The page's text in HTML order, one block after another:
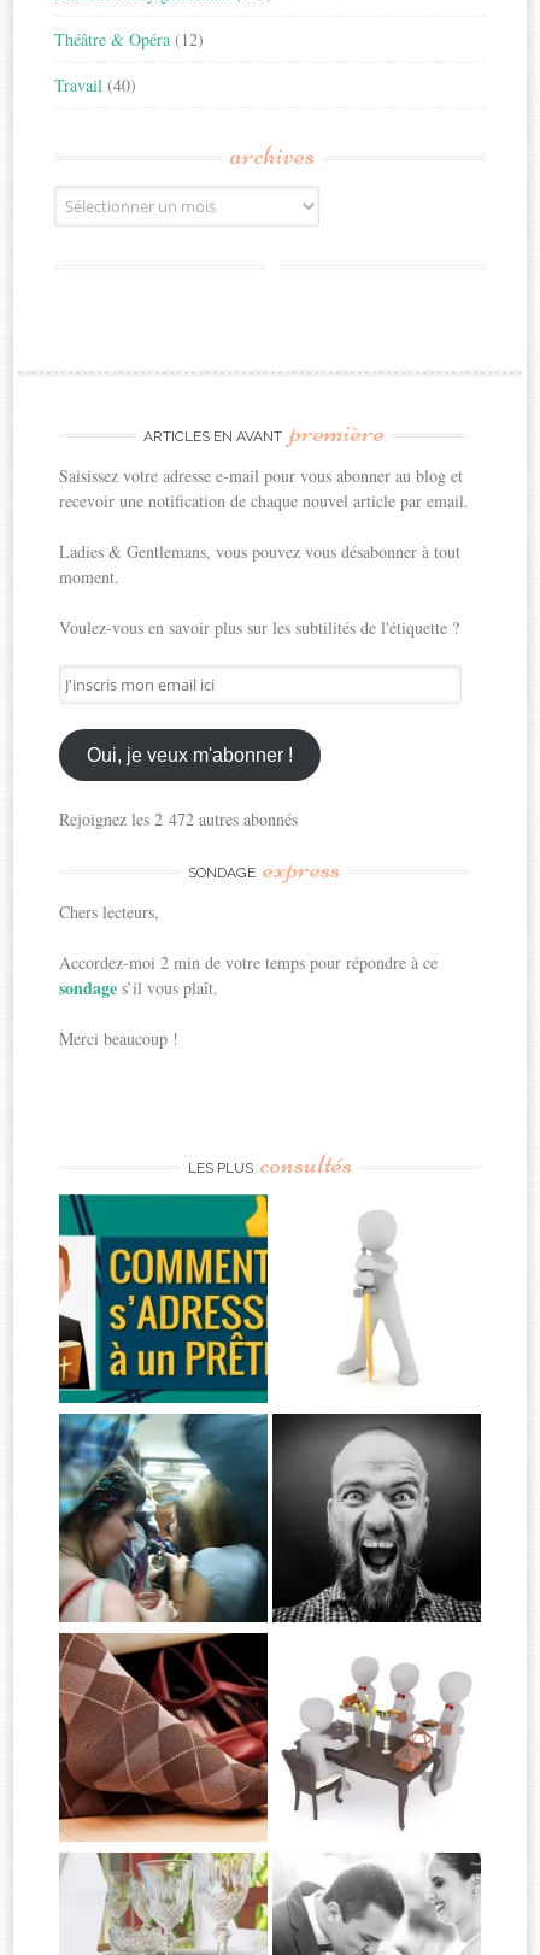
Théâtre & Opéra (12)
Travail (40)
archives
Archives
ARTICLES EN AVANT première
Saisissez votre adresse e-mail pour vous abonner au blog et
recevoir une notification de chaque nouvel article par email.
Ladies & Gentlemans, vous pouvez vous désabonner à tout
moment.
Voulez-vous en savoir plus sur les subtilités de l'étiquette ?
J'inscris
mon
email
ici
Oui, je veux m'abonner !
Rejoignez les 2 472 autres abonnés
SONDAGE express
Chers lecteurs,
Accordez-moi 2 min de votre temps pour répondre à ce
sondages’il vous plaît.
Merci beaucoup !
LES PLUS consultés